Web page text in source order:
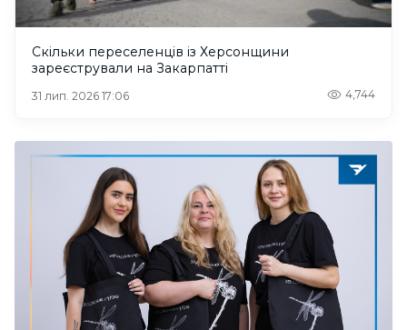
Скільки переселенців із Херсонщини
зареєстрували на Закарпатті
31 лип. 2026 17:06 4,744